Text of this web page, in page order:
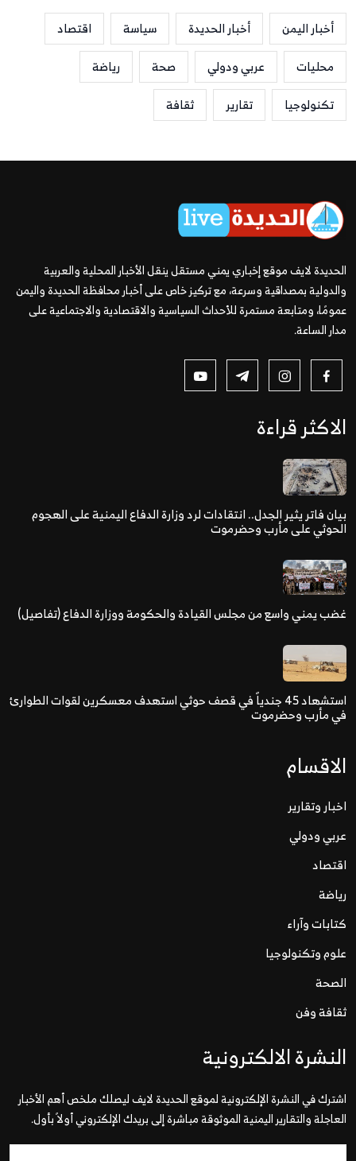
أخبار اليمن أخبار الحديدة سياسة
اقتصاد
محليات
عربي ودولي صحة
رياضة
تكنولوجيا
تقارير ثقافة
الحديدة لايف موقع إخباري يمني مستقل ينقل الأخبار المحلية والعربية
والدولية بمصداقية وسرعة، مع تركيز خاص على أخبار محافظة الحديدة واليمن
عمومًا، ومتابعة مستمرة للأحداث السياسية والاقتصادية والاجتماعية على
مدار الساعة.
الاكثر قراءة
بيان فاتر يثير الجدل.. انتقادات لرد وزارة الدفاع اليمنية على الهجوم
الحوثي على مأرب وحضرموت
غضب يمني واسع من مجلس القيادة والحكومة ووزارة الدفاع (تفاصيل)
استشهاد 45 جندياً في قصف حوثي استهدف معسكرين لقوات الطوارئ
في مأرب وحضرموت
الاقسام
اخبار وتقارير
عربي ودولي
اقتصاد
رياضة
كتابات وآراء
علوم وتكنولوجيا
الصحة
ثقافة وفن
النشرة الالكترونية
اشترك في النشرة الإلكترونية لموقع الحديدة لايف ليصلك ملخص أهم الأخبار
العاجلة والتقارير اليمنية الموثوقة مباشرة إلى بريدك الإلكتروني أولاً بأول.